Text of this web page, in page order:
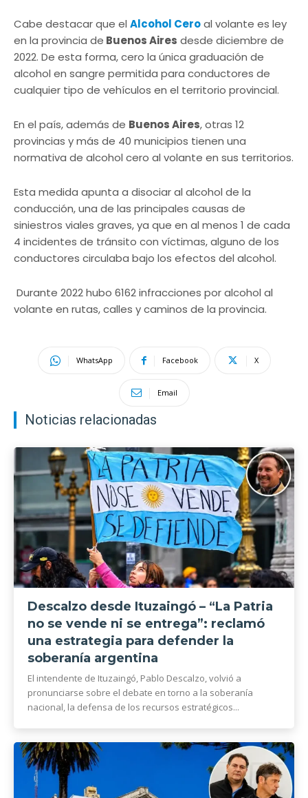
Cabe destacar que el Alcohol Ceroal volante es ley
en la provincia de Buenos Aires desde diciembre de
2022. De esta forma, cero la única graduación de
alcohol en sangre permitida para conductores de
cualquier tipo de vehículos en el territorio provincial.
En el país, además de Buenos Aires, otras 12
provincias y más de 40 municipios tienen una
normativa de alcohol cero al volante en sus territorios.
Esta medida apunta a disociar al alcohol de la
conducción, una de las principales causas de
siniestros viales graves, ya que en al menos 1 de cada
4 incidentes de tránsito con víctimas, alguno de los
conductores circulaba bajo los efectos del alcohol.
Durante 2022 hubo 6162 infracciones por alcohol al
volante en rutas, calles y caminos de la provincia.
WhatsApp Facebook X
Email
Noticias relacionadas
Descalzo desde Ituzaingó – “La Patria
no se vende ni se entrega”: reclamó
una estrategia para defender la
soberanía argentina
El intendente de Ituzaingó, Pablo Descalzo, volvió a
pronunciarse sobre el debate en torno a la soberanía
nacional, la defensa de los recursos estratégicos...